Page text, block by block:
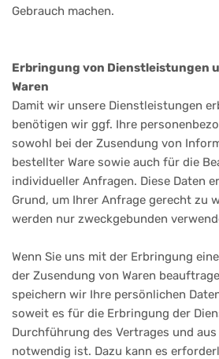
Gebrauch machen.
Erbringung von Dienstleistungen
Waren
Damit wir unsere Dienstleistungen
benötigen wir ggf. Ihre
sowohl bei der Zusendung von
bestellter Ware sowie auch für die
individueller Anfragen. Diese Daten
Grund, um Ihrer Anfrage gerecht zu
werden nur zweckgebunden
Wenn Sie uns mit der Erbringung
der Zusendung von Waren
speichern wir Ihre persönlichen
soweit es für die Erbringung der
Durchführung des Vertrages und
notwendig ist. Dazu kann es